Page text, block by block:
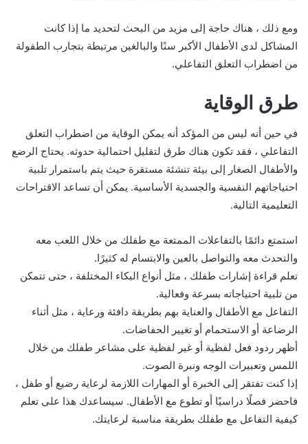
ومع ذلك ، هناك حاجة إلى مزيد من البحث لتحديد ما إذا كانت
المشاكل لدى الأطفال الأكبر سنًا والبالغين مرتبطة بتجارب الطفولة
من اضطراب التعلق التفاعلي.
طرق الوقاية
في حين أنه ليس من المؤكد أنه يمكن الوقاية من اضطراب التعلق
التفاعلي ، فقد تكون هناك طرق لتقليل احتمالية حدوثه. يحتاج الرضع
والأطفال الصغار إلى بيئة تنشئة مستقرة حيث يتم باستمرار تلبية
احتياجاتهم النفسية والجسدية الأساسية. يمكن أن تساعد الاقتراحات
التعليمية التالية.
استمتع دائمًا بالتفاعلات الممتعة مع طفلك من خلال اللعب معه
والتحدث معه والتواصل بالعين والابتسام له كثيرًا.
تعلم قراءة إشارات طفلك ، مثل أنواع البكاء المختلفة ، حتى تتمكن
من تلبية احتياجاته بسرعة وفعالية.
التفاعل مع الأطفال والعناية بهم بطريقة دافئة ورعاية ، مثل أثناء
الرضاعة أو الاستحمام أو تغيير الحفاضات.
أظهر ردود فعل لفظية أو غير لفظية على مشاعر طفلك من خلال
اللمس وتعبيرات الوجه ونبرة الصوت.
إذا كنت تفتقر إلى الخبرة أو المهارات اللازمة لرعاية رضيع أو طفل ،
فاحضر فصلًا دراسيًا أو تطوع مع الأطفال. سيساعدك هذا على تعلم
كيفية التفاعل مع طفلك بطريقة مناسبة لرعايتك.